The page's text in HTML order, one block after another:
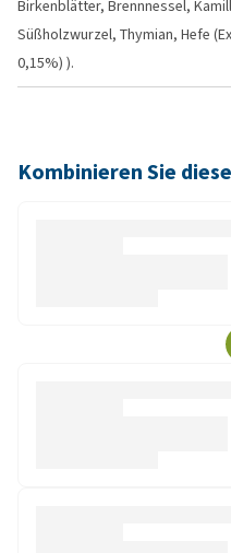
Birkenblätter, Brennnessel,
Süßholzwurzel, Thymian, Hefe
0,15%) ).
Kombinieren Sie